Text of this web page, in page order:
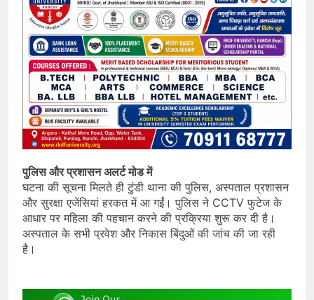
पुलिस और प्रशासन अलर्ट मोड में
घटना की सूचना मिलते ही टुंडी थाना की पुलिस, अस्पताल प्रशासन
और सुरक्षा एजेंसियां हरकत में आ गईं। पुलिस ने CCTV फुटेज के
आधार पर महिला की पहचान करने की प्रक्रिया शुरू कर दी है।
अस्पताल के सभी प्रवेश और निकास बिंदुओं की जांच की जा रही
है।